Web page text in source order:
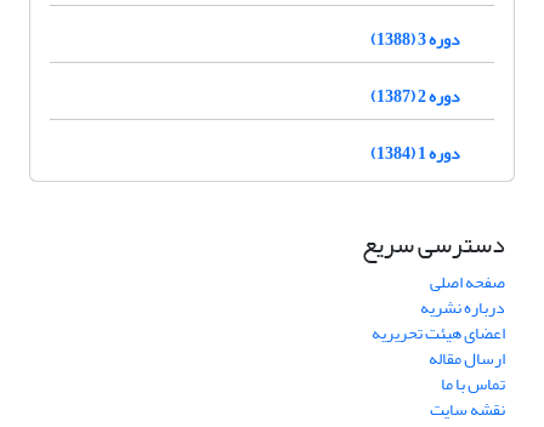
دوره 3 (1388)
دوره 2 (1387)
دوره 1 (1384)
دسترسی سریع
صفحه اصلی
درباره نشریه
اعضای هیئت تحریریه
ارسال مقاله
تماس با ما
نقشه سایت